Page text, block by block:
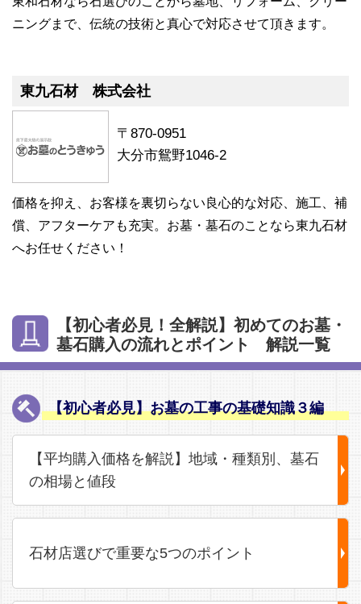
ニングまで、伝統の技術と真心で対応させて頂きます。
東九石材 株式会社
〒870-0951
大分市鴛野1046-2
価格を抑え、お客様を裏切らない良心的な対応、施工、補
償、アフターケアも充実。お墓・墓石のことなら東九石材
へお任せください！
【初心者必見！全解説】初めてのお墓・
墓石購入の流れとポイント 解説一覧
【初心者必見】お墓の工事の基礎知識３編
【平均購入価格を解説】地域・種類別、墓石
の相場と値段
石材店選びで重要な5つのポイント